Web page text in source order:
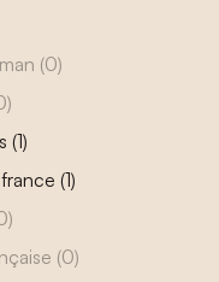
(0)
(1)
(1)
(0)